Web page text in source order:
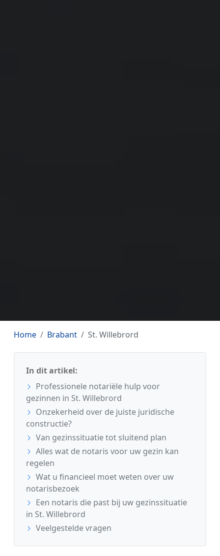
Home Brabant St. Willebrord
In dit artikel:
Professionele notariële hulp voor
gezinnen in St. Willebrord
Onzekerheid over de juiste juridische
constructie?
Van gezinssituatie tot sluitend plan
Alles wat de notaris voor uw gezin kan
regelen
Wat u financieel moet weten over uw
notarisbezoek
Een notaris die past bij uw gezinssituatie
in St. Willebrord
Veelgestelde vragen